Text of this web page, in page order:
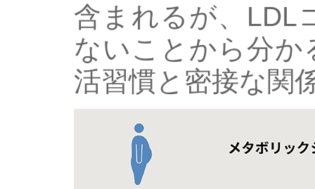
含まれるが、LDL
ないことから分か
活習慣と密接な関